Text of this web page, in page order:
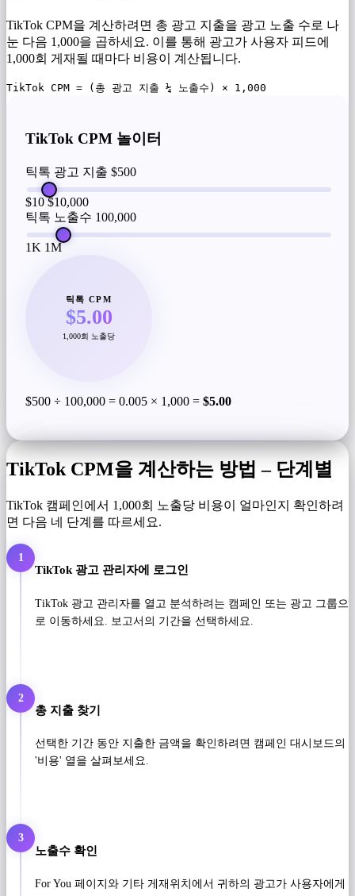
TikTok CPM을 계산하려면 총 광고 지출을 광고 노출 수로 나
눈 다음 1,000을 곱하세요. 이를 통해 광고가 사용자 피드에
1,000회 게재될 때마다 비용이 계산됩니다.
TikTok CPM = (총 광고 지출 ¼ 노출수) × 1,000
TikTok CPM 놀이터
틱톡 광고 지출 $500
$10 $10,000
틱톡 노출수 100,000
1K 1M
틱톡 CPM
$5.00
1,000회 노출당
$500 ÷ 100,000 = 0.005 × 1,000 = $5.00
TikTok CPM을 계산하는 방법 – 단계별
TikTok 캠페인에서 1,000회 노출당 비용이 얼마인지 확인하려
면 다음 네 단계를 따르세요.
1
TikTok 광고 관리자에 로그인
TikTok 광고 관리자를 열고 분석하려는 캠페인 또는 광고 그룹으
로 이동하세요. 보고서의 기간을 선택하세요.
2
총 지출 찾기
선택한 기간 동안 지출한 금액을 확인하려면 캠페인 대시보드의
'비용' 열을 살펴보세요.
3
노출수 확인
For You 페이지와 기타 게재위치에서 ​​귀하의 광고가 사용자에게